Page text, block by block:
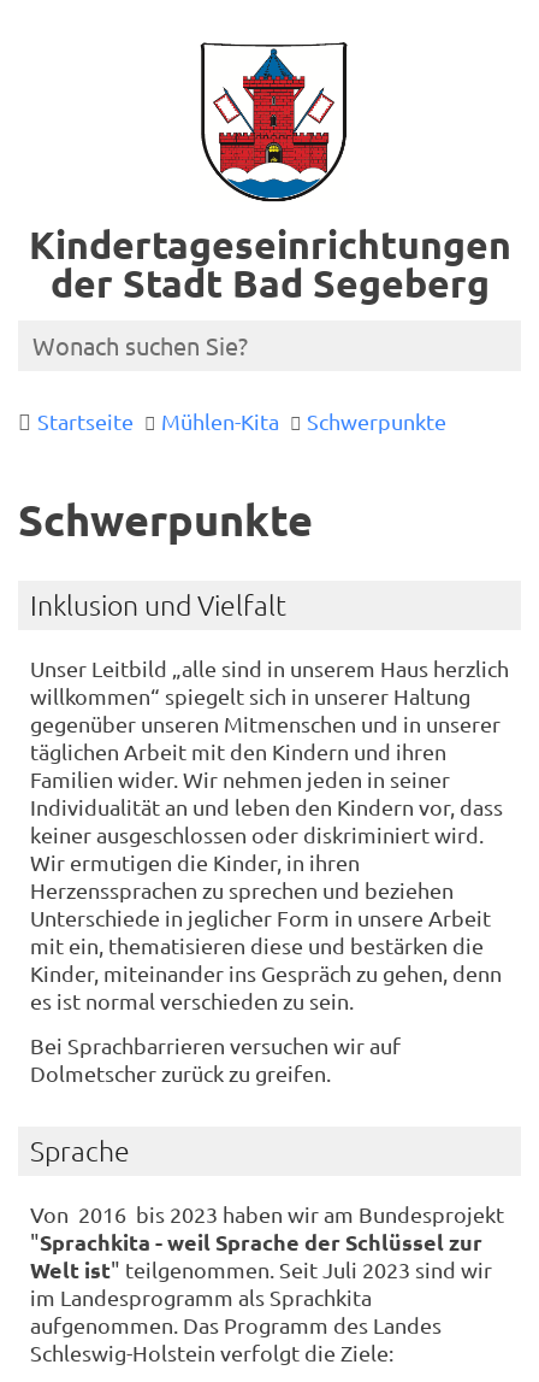
Kindertageseinrichtungen
der Stadt Bad Segeberg
Startseite Mühlen-Kita Schwerpunkte
Schwerpunkte
Inklusion und Vielfalt
Unser Leitbild „alle sind in unserem Haus herzlich
willkommen“ spiegelt sich in unserer Haltung
gegenüber unseren Mitmenschen und in unserer
täglichen Arbeit mit den Kindern und ihren
Familien wider. Wir nehmen jeden in seiner
Individualität an und leben den Kindern vor, dass
keiner ausgeschlossen oder diskriminiert wird.
Wir ermutigen die Kinder, in ihren
Herzenssprachen zu sprechen und beziehen
Unterschiede in jeglicher Form in unsere Arbeit
mit ein, thematisieren diese und bestärken die
Kinder, miteinander ins Gespräch zu gehen, denn
es ist normal verschieden zu sein.
Bei Sprachbarrieren versuchen wir auf
Dolmetscher zurück zu greifen.
Sprache
Von 2016 bis 2023 haben wir am Bundesprojekt
"Sprachkita - weil Sprache der Schlüssel zur
Welt ist" teilgenommen. Seit Juli 2023 sind wir
im Landesprogramm als Sprachkita
aufgenommen. Das Programm des Landes
Schleswig-Holstein verfolgt die Ziele: